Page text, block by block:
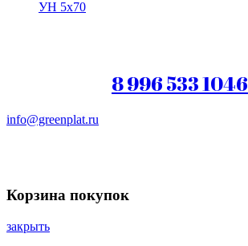
УН 5х70
8 996 533 1046
info@greenplat.ru
Корзина покупок
закрыть